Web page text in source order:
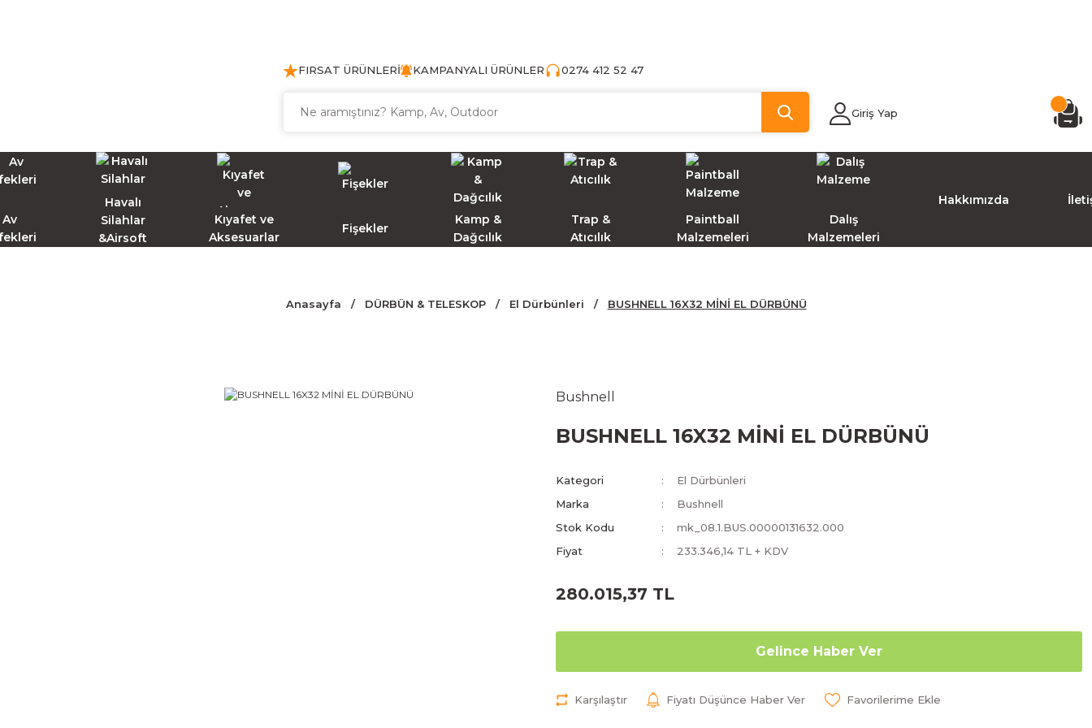
FIRSAT ÜRÜNLERİ KAMPANYALI ÜRÜNLER 0274 412 52 47
Giriş Yap
Av
Havalı
Silahlar
&Airsoft
Kıyafet ve
Aksesuarlar
Fişekler
Kamp &
Dağcılık
Trap &
Atıcılık
Paintball
Malzemeleri
Dalış
Malzemeleri
Hakkımızda
Anasayfa DÜRBÜN & TELESKOP El Dürbünleri BUSHNELL 16X32 MİNİ EL DÜRBÜNÜ
Bushnell
BUSHNELL 16X32 MİNİ EL DÜRBÜNÜ
Kategori
El Dürbünleri
Marka
Bushnell
Stok Kodu
mk_08.1.BUS.00000131632.000
Fiyat
233.346,14 TL + KDV
280.015,37 TL
Gelince Haber Ver
Karşılaştır Fiyatı Düşünce Haber Ver